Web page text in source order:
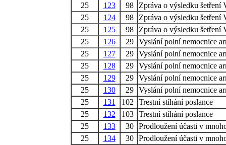
25
123 98
Zpráva o výsledku šetření
25
124 98
Zpráva o výsledku šetření
25
125 98
Zpráva o výsledku šetření
25
126 29 Vyslání polní nemocnice
25
127 29 Vyslání polní nemocnice
25
128 29 Vyslání polní nemocnice
25
129 29 Vyslání polní nemocnice
25
130 29 Vyslání polní nemocnice
25
131 102
Trestní stíhání poslance
25
132 103 Trestní stíhání poslance
25
133 30 Prodloužení účasti v
25
134 30 Prodloužení účasti v